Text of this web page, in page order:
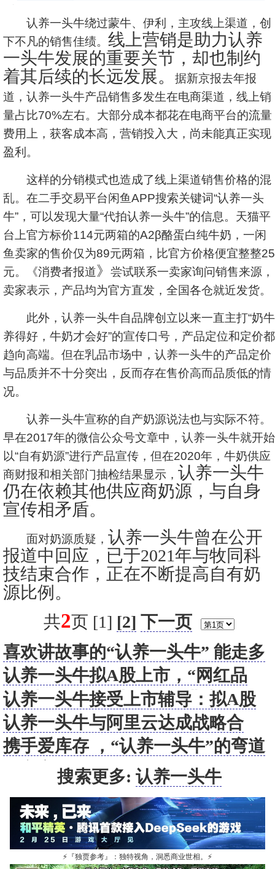
认养一头牛绕过蒙牛、伊利，主攻线上渠道，创
下不凡的销售佳绩。 线上营销是助力认养
一头牛发展的重要关节，却也制约
着其后续的长远发展。
据新京报去年报
道，认养一头牛产品销售多发生在电商渠道，线上销
量占比70%左右。大部分成本都花在电商平台的流量
费用上，获客成本高，营销投入大，尚未能真正实现
盈利。
这样的分销模式也造成了线上渠道销售价格的混
乱。在二手交易平台闲鱼APP搜索关键词“认养一头
牛”，可以发现大量“代拍认养一头牛”的信息。天猫平
台上官方标价114元两箱的A2β酪蛋白纯牛奶，一闲
鱼卖家的售价仅为89元两箱，比官方价格便宜整整25
元。《消费者报道》
尝试联系一卖家询问销售来源，
卖家表示，产品均为官方直发，全国各仓就近发货。
此外，认养一头牛自品牌创立以来一直主打“奶牛
养得好，牛奶才会好”的宣传口号，产品定位和定价都
趋向高端。但在乳品市场中，认养一头牛的产品定价
与品质并不十分突出，反而存在售价高而品质低的情
况。
认养一头牛宣称的自产奶源说法也与实际不符。
早在2017年的微信公众号文章中，认养一头牛就开始
以“自有奶源”进行产品宣传，但在2020年，牛奶供应
商财报和相关部门抽检结果显示， 认养一头牛
仍在依赖其他供应商奶源，与自身
宣传相矛盾。
面对奶源质疑， 认养一头牛曾在公开
报道中回应，已于2021年与牧同科
技结束合作，正在不断提高自有奶
源比例。
共2页 [1] [2] 下一页
喜欢讲故事的“认养一头牛” 能走多
远？
认养一头牛拟A股上市，“网红品
牌”光环下的故事要如何讲述？
认养一头牛接受上市辅导：拟A股
上市 KKR和德弘是股东
认养一头牛与阿里云达成战略合
作，共同推进品牌“数智化”布局
携手爱库存 ，“认养一头牛”的弯道
超车之路搜索更多: 认养一头牛
⚡ 『独贾参考』：独特视角，洞悉商业世相。 ⚡